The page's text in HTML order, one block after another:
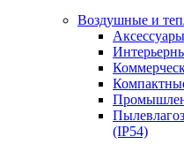
Воздушные и
(IP54)